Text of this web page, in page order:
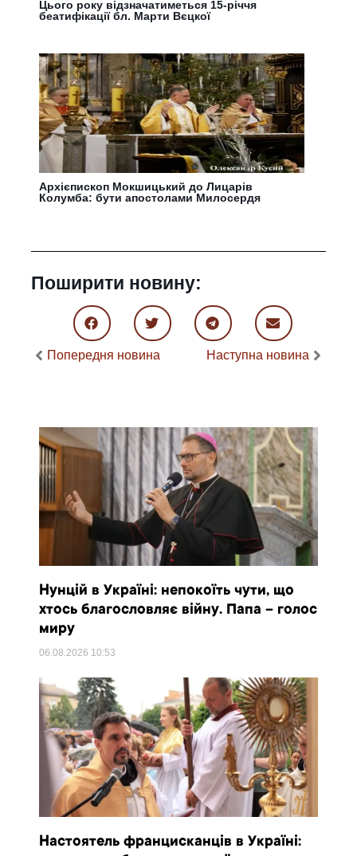
Цього року відзначатиметься 15-річчя
беатифікації бл. Марти Вєцкої
Архієпископ Мокшицький до Лицарів
Колумба: бути апостолами Милосердя
Поширити новину:
Попередня новина Наступна новина
Нунцій в Україні: непокоїть чути, що
хтось благословляє війну. Папа – голос
миру
06.08.2026 10:53
Настоятель францисканців в Україні: